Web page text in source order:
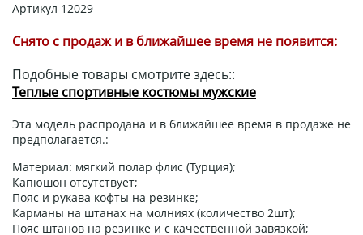
Артикул 12029
Снято с продаж и в ближайшее время не появится:
Подобные товары смотрите здесь::
Теплые спортивные костюмы мужские
Эта модель распродана и в ближайшее время в продаже не
предполагается.:
Материал: мягкий полар флис (Турция);
Капюшон отсутствует;
Пояс и рукава кофты на резинке;
Карманы на штанах на молниях (количество 2шт);
Пояс штанов на резинке и с качественной завязкой;